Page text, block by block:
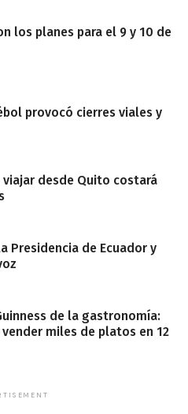
los planes para el 9 y 10 de
provocó cierres viales y
desde Quito costará
Presidencia de Ecuador y
de la gastronomía:
miles de platos en 12